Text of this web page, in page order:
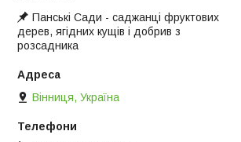
Панські Сади - саджанці фруктових
дерев, ягідних кущів і добрив з
розсадника
Вінниця, Україна